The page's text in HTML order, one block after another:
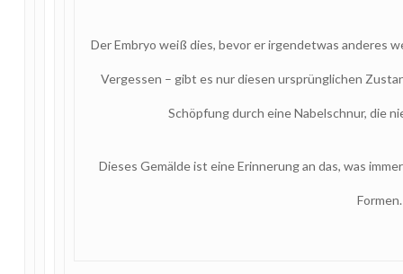
Der Embryo weiß dies, bevor er irgendetwas anderes
Vergessen – gibt es nur diesen ursprünglichen
Schöpfung durch eine Nabelschnur, die
Dieses Gemälde ist eine Erinnerung an das, was
Formen.